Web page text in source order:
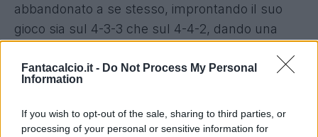
Fantacalcio.it - Do Not Process My Personal
Information
If you wish to opt-out of the sale, sharing to third parties, or
processing of your personal or sensitive information for
abbandonato a se stesso, improntando il suo
gioco sia sul 4-3-3 che sul 4-4-2, dando una
frattura che lo aveva tenuto fermo ad inizio
Di Mario Balotelli, così, se ne erano perse un po'